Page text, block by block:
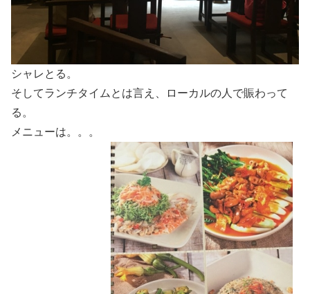
シャレとる。
そしてランチタイムとは言え、ローカルの人で賑わって
る。
メニューは。。。